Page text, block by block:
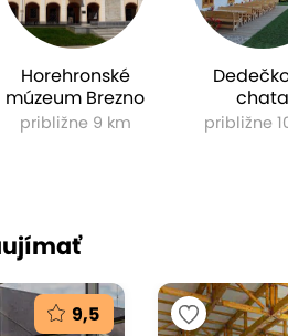
Horehronské
múzeum Brezno
približne 9 km
chata
približne
9,5